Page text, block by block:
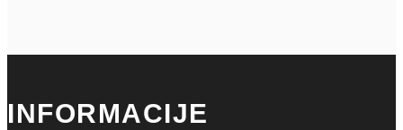
INFORMACIJE